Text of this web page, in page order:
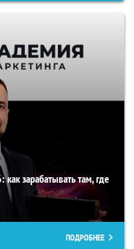
зарабатывать там, где
ПОДРОБНЕЕ